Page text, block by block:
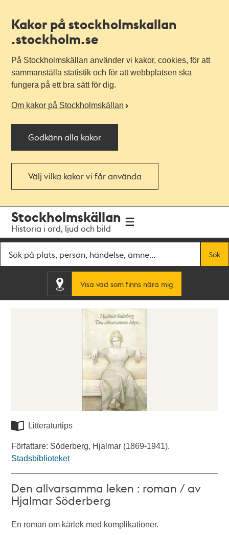
Kakor på stockholmskallan
.stockholm.se
På Stockholmskällan använder vi kakor, cookies, för att
sammanställa statistik och för att webbplatsen ska
fungera på ett bra sätt för dig.
Om kakor på Stockholmskällan
Godkänn alla kakor
Välj vilka kakor vi får använda
navigationen
huvudinnehållet
Stockholmskällan
Historia i ord, ljud och bild
Sök
Visa vad som finns nära mig
Litteraturtips
Författare: Söderberg, Hjalmar (1869-1941).
Stadsbiblioteket
Den allvarsamma leken : roman / av
Hjalmar Söderberg
En roman om kärlek med komplikationer.